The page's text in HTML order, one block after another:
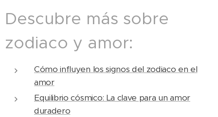
Descubre más sobre
zodiaco y amor:
Cómo influyen los signos del zodiaco en el
amor
Equilibrio cósmico: La clave para un amor
duradero